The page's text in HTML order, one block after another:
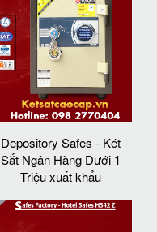
Depository Safes - Két
Sắt Ngân Hàng Dưới 1
Triệu xuất khẩu